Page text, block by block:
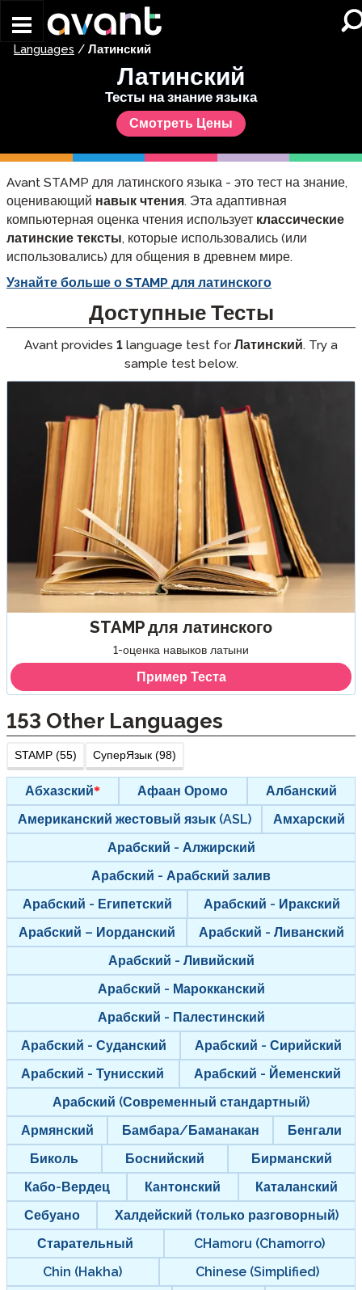
Languages / Латинский
Латинский
Тесты на знание языка
Смотреть Цены
Avant STAMP для латинского языка - это тест на знание,
оценивающий навык чтения. Эта адаптивная
компьютерная оценка чтения использует классические
латинские тексты, которые использовались (или
использовались) для общения в древнем мире.
Узнайте больше о STAMP для латинского
Доступные Тесты
Avant provides 1 language test for Латинский. Try a
sample test below.
STAMP для латинского
1-оценка навыков латыни
Пример Теста
153 Other Languages
STAMP (55) СуперЯзык (98)
Абхазский Афаан Оромо
Албанский
Американский жестовый язык (ASL)
Амхарский
Арабский - Алжирский
Арабский - Арабский залив
Арабский - Египетский
Арабский - Иракский
Арабский – Иорданский
Арабский - Ливанский
Арабский - Ливийский
Арабский - Марокканский
Арабский - Палестинский
Арабский - Суданский
Арабский - Сирийский
Арабский - Тунисский
Арабский - Йеменский
Арабский (Современный стандартный)
Армянский
Бамбара/Баманакан
Бенгали
Биколь
Боснийский
Бирманский
Кабо-Вердец
Кантонский
Каталанский
Себуано
Халдейский (только разговорный)
Старательный
CHamoru (Chamorro)
Chin (Hakha)
Chinese (Simplified)